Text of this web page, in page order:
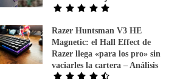
Razer Huntsman V3 HE
Magnetic: el Hall Effect de
Razer llega «para los pro» sin
vaciarles la cartera – Análisis